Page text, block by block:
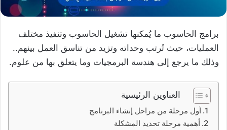
برامج الحاسوب ما يُمكنها تشغيل الحاسوب وتنفيذ مختلف
العمليات، حيث تُرتب وحداته وتزيد من تناسق العمل بينهم..
وذلك ما يرجع إلى هندسة البرمجيات وما يتعلق بها من علوم.
العناوين الرئيسية
أول مرحلة من مراحل إنشاء البرنامج
أهمية مرحلة تحديد المشكلة